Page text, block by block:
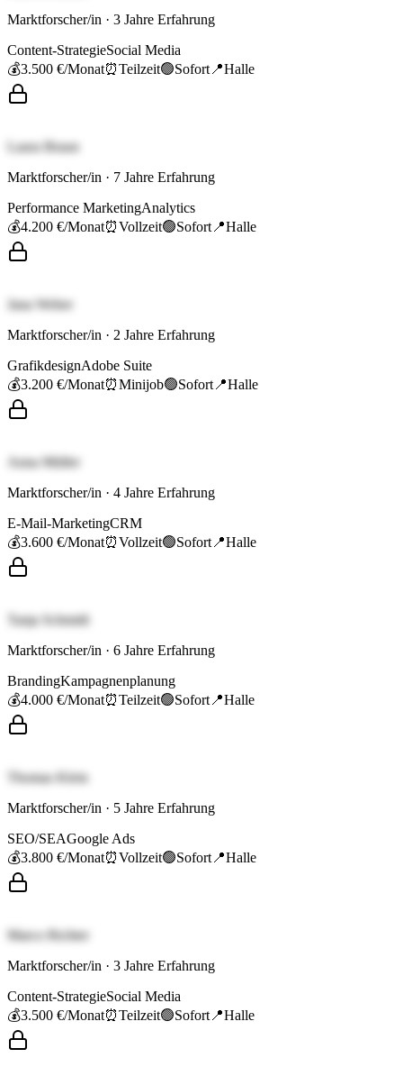
Marktforscher/in · 3 Jahre Erfahrung
Content-StrategieSocial Media
💰3.500 €/Monat⏰Teilzeit🟢Sofort 📍Halle
Laura Braun
Marktforscher/in · 7 Jahre Erfahrung
Performance MarketingAnalytics
💰4.200 €/Monat⏰Vollzeit🟢Sofort 📍Halle
Jana Weber
Marktforscher/in · 2 Jahre Erfahrung
GrafikdesignAdobe Suite
💰3.200 €/Monat⏰Minijob🟢Sofort 📍Halle
Anna Müller
Marktforscher/in · 4 Jahre Erfahrung
E-Mail-MarketingCRM
💰3.600 €/Monat⏰Vollzeit🟢Sofort 📍Halle
Tanja Schmidt
Marktforscher/in · 6 Jahre Erfahrung
BrandingKampagnenplanung
💰4.000 €/Monat⏰Teilzeit🟢Sofort 📍Halle
Thomas Klein
Marktforscher/in · 5 Jahre Erfahrung
SEO/SEAGoogle Ads
💰3.800 €/Monat⏰Vollzeit🟢Sofort 📍Halle
Marco Richter
Marktforscher/in · 3 Jahre Erfahrung
Content-StrategieSocial Media
💰3.500 €/Monat⏰Teilzeit🟢Sofort 📍Halle